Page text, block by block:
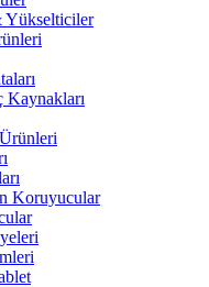
Yükselticiler
Koruyucular